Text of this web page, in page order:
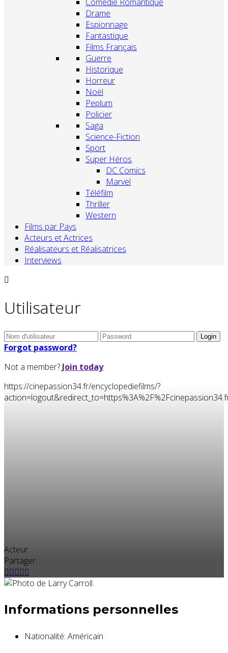
Drame
Espionnage
Fantastique
Films Français
Guerre
Historique
Horreur
Noël
Peplum
Policier
Saga
Science-Fiction
Sport
Super Héros
DC Comics
Marvel
Téléfilm
Thriller
Western
Films par Pays
Acteurs et Actrices
Réalisateurs et Réalisatrices
Interviews
Utilisateur
Forgot password?
Not a member? Join today
https://cinepassion34.fr/encyclopediefilms/?
Acteur
Partager:
Informations personnelles
Nationalité: Américain